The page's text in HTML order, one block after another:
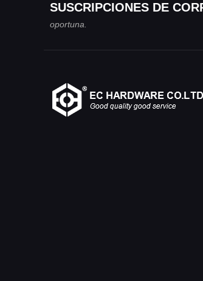
SUSCRIPCIONES DE
oportuna.